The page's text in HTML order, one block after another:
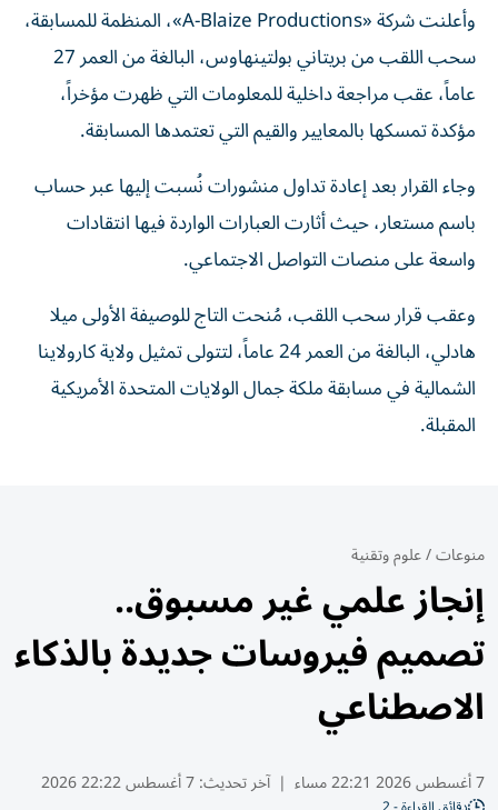
وأعلنت شركة «A-Blaize Productions»، المنظمة للمسابقة،
سحب اللقب من بريتاني بولتينهاوس، البالغة من العمر 27
عاماً، عقب مراجعة داخلية للمعلومات التي ظهرت مؤخراً،
مؤكدة تمسكها بالمعايير والقيم التي تعتمدها المسابقة.
وجاء القرار بعد إعادة تداول منشورات نُسبت إليها عبر حساب
باسم مستعار، حيث أثارت العبارات الواردة فيها انتقادات
واسعة على منصات التواصل الاجتماعي.
وعقب قرار سحب اللقب، مُنحت التاج للوصيفة الأولى ميلا
هادلي، البالغة من العمر 24 عاماً، لتتولى تمثيل ولاية كارولاينا
الشمالية في مسابقة ملكة جمال الولايات المتحدة الأمريكية
المقبلة.
منوعات/علوم وتقنية
إنجاز علمي غير مسبوق..
تصميم فيروسات جديدة بالذكاء
الاصطناعي
7 أغسطس 2026 22:21 مساء | آخر تحديث:7 أغسطس 22:22 2026